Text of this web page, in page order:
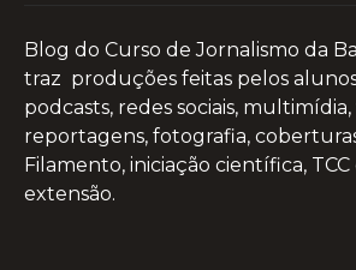
Blog do Curso de Jornalismo da
traz produções feitas pelos
podcasts, redes sociais, multimídia,
reportagens, fotografia,
Filamento, iniciação científica,
extensão.